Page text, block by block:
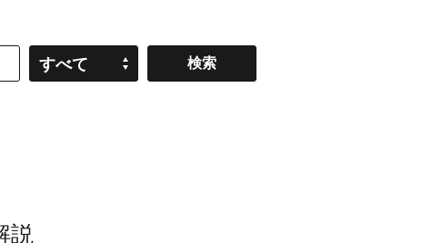
すべて
説